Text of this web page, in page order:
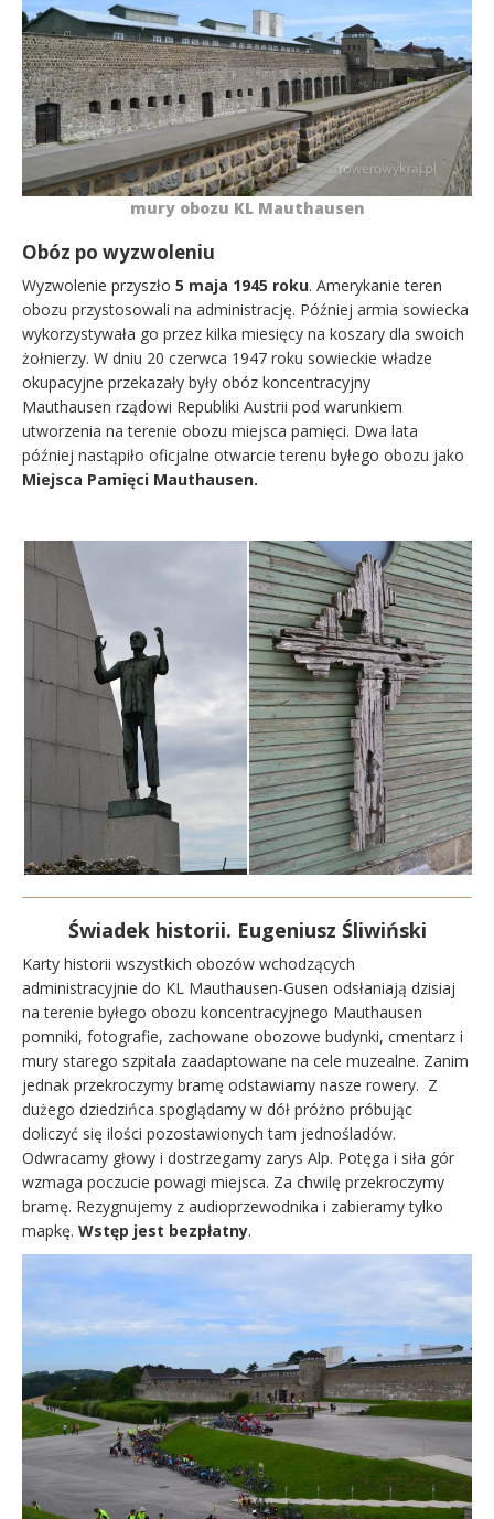
mury obozu KL Mauthausen
Obóz po wyzwoleniu
Wyzwolenie przyszło 5 maja 1945 roku. Amerykanie teren
obozu przystosowali na administrację. Później armia sowiecka
wykorzystywała go przez kilka miesięcy na koszary dla swoich
żołnierzy. W dniu 20 czerwca 1947 roku sowieckie władze
okupacyjne przekazały były obóz koncentracyjny
Mauthausen rządowi Republiki Austrii pod warunkiem
utworzenia na terenie obozu miejsca pamięci. Dwa lata
później nastąpiło oficjalne otwarcie terenu byłego obozu jako
Miejsca Pamięci Mauthausen.
Świadek historii. Eugeniusz Śliwiński
Karty historii wszystkich obozów wchodzących
administracyjnie do KL Mauthausen-Gusen odsłaniają dzisiaj
na terenie byłego obozu koncentracyjnego Mauthausen
pomniki, fotografie, zachowane obozowe budynki, cmentarz i
mury starego szpitala zaadaptowane na cele muzealne. Zanim
jednak przekroczymy bramę odstawiamy nasze rowery. Z
dużego dziedzińca spoglądamy w dół próżno próbując
doliczyć się ilości pozostawionych tam jednośladów.
Odwracamy głowy i dostrzegamy zarys Alp. Potęga i siła gór
wzmaga poczucie powagi miejsca. Za chwilę przekroczymy
bramę. Rezygnujemy z audioprzewodnika i zabieramy tylko
mapkę. Wstęp jest bezpłatny.